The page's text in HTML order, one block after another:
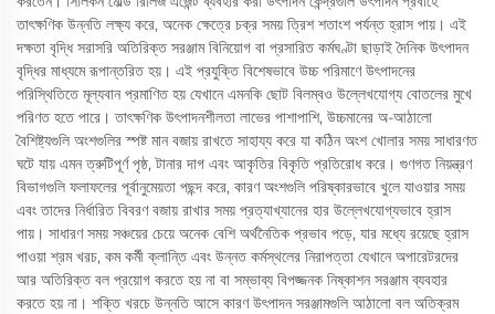
তাৎক্ষণিক উন্নতি লক্ষ্য করে, অনেক ক্ষেত্রে চক্র সময় ত্রিশ শতাংশ পর্যন্ত হ্রাস পায়। এই
দক্ষতা বৃদ্ধি সরাসরি অতিরিক্ত সরঞ্জাম বিনিয়োগ বা প্রসারিত কর্মঘণ্টা ছাড়াই দৈনিক উৎপাদন
বৃদ্ধির মাধ্যমে রূপান্তরিত হয়। এই প্রযুক্তি বিশেষভাবে উচ্চ পরিমাণে উৎপাদনের
পরিস্থিতিতে মূল্যবান প্রমাণিত হয় যেখানে এমনকি ছোট বিলম্বও উল্লেখযোগ্য বোতলের মুখে
পরিণত হতে পারে। তাৎক্ষণিক উৎপাদনশীলতা লাভের পাশাপাশি, উচ্চমানের অ-আঠালো
বৈশিষ্ট্যগুলি অংশগুলির স্পষ্ট মান বজায় রাখতে সাহায্য করে যা কঠিন অংশ খোলার সময় সাধারণত
ঘটে যায় এমন ত্রুটিপূর্ণ পৃষ্ঠ, টানার দাগ এবং আকৃতির বিকৃতি প্রতিরোধ করে। গুণগত নিয়ন্ত্রণ
বিভাগগুলি ফলাফলের পূর্বানুমেয়তা পছন্দ করে, কারণ অংশগুলি পরিষ্কারভাবে খুলে যাওয়ার সময়
এবং তাদের নির্ধারিত বিবরণ বজায় রাখার সময় প্রত্যাখ্যানের হার উল্লেখযোগ্যভাবে হ্রাস
পায়। সাধারণ সময় সঞ্চয়ের চেয়ে অনেক বেশি অর্থনৈতিক প্রভাব পড়ে, যার মধ্যে রয়েছে হ্রাস
পাওয়া শ্রম খরচ, কম কর্মী ক্লান্তি এবং উন্নত কর্মস্থলের নিরাপত্তা যেখানে অপারেটরদের
আর অতিরিক্ত বল প্রয়োগ করতে হয় না বা সম্ভাব্য বিপজ্জনক নিষ্কাশন সরঞ্জাম ব্যবহার
করতে হয় না। শক্তি খরচে উন্নতি আসে কারণ উৎপাদন সরঞ্জামগুলি আঠালো বল অতিক্রম